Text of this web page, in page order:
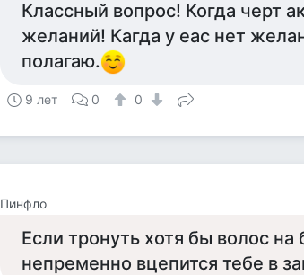
Классный вопрос! Когда черт
желаний! Кагда у еас нет
полагаю.
9 лет 0 0
Пинфло
Если тронуть хотя бы волос
непременно вцепится тебе в